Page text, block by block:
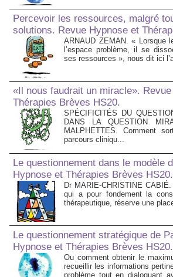
Percevoir les ressources, malgré
solutions. Revue Hypnose et
ARNAUD ZEMAN. « Lorsque
l’espace problème, il se
ses ressources », nous dit ici
«Il nous faudrait un miracle».
Thérapies Brèves HS20.
SPÉCIFICITÉS DU
DANS LA QUESTION
MALPHETTES. Comment
parcours cliniqu...
Le questionnement dans le modèle
Hypnose et Thérapies Brèves HS20.
Dr MARIE-CHRISTINE
qui a pour fondement la
thérapeutique, réserve une
Le questionnement stratégique de
Hypnose et Thérapies Brèves HS20.
Ou comment obtenir le
recueillir les informations
problème tout en dialoguant